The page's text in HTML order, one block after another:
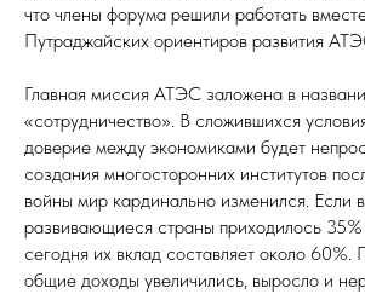
что члены форума решили работать
Путраджайских ориентиров развития
Главная миссия АТЭС заложена в
«сотрудничество». В сложившихся
доверие между экономиками будет
создания многосторонних институтов
войны мир кардинально изменился. Если
развивающиеся страны приходилось
сегодня их вклад составляет около 60%.
общие доходы увеличились, выросло и